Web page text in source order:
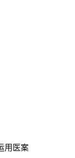
用医案